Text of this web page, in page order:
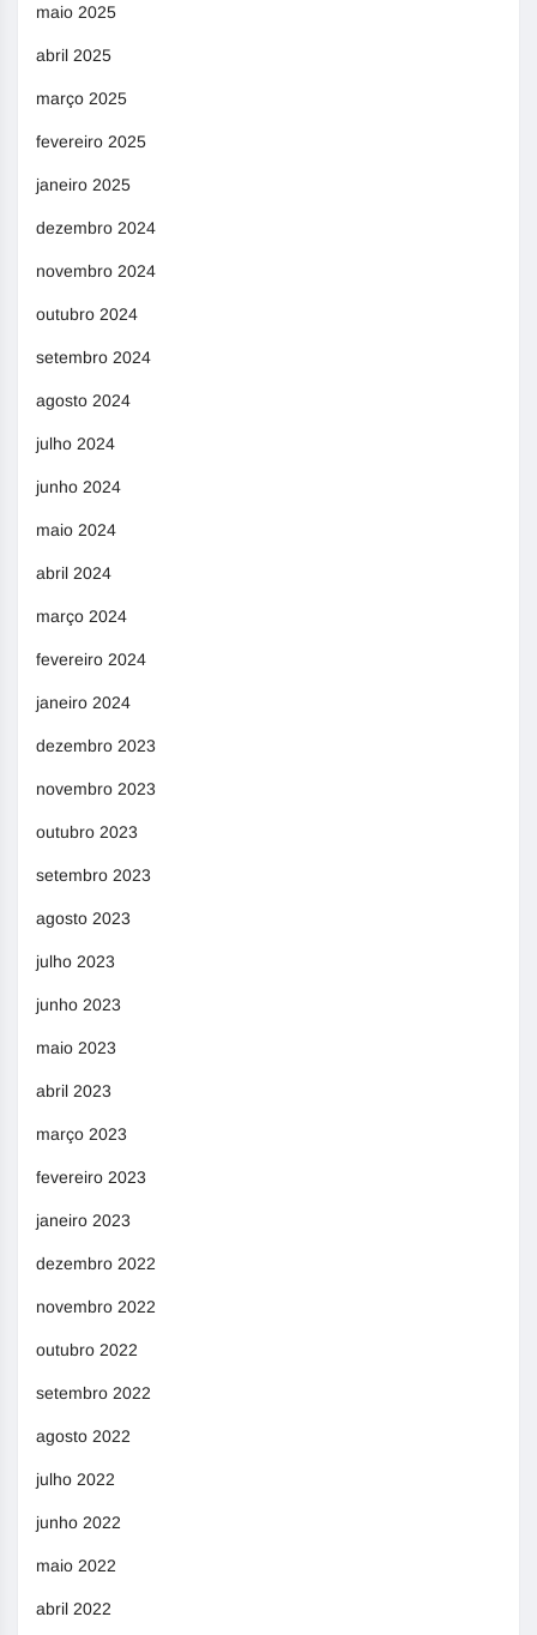
maio 2025
abril 2025
março 2025
fevereiro 2025
janeiro 2025
dezembro 2024
novembro 2024
outubro 2024
setembro 2024
agosto 2024
julho 2024
junho 2024
maio 2024
abril 2024
março 2024
fevereiro 2024
janeiro 2024
dezembro 2023
novembro 2023
outubro 2023
setembro 2023
agosto 2023
julho 2023
junho 2023
maio 2023
abril 2023
março 2023
fevereiro 2023
janeiro 2023
dezembro 2022
novembro 2022
outubro 2022
setembro 2022
agosto 2022
julho 2022
junho 2022
maio 2022
abril 2022